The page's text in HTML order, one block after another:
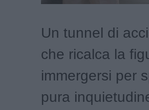
Un tunnel di
che ricalca la
immergersi per
pura